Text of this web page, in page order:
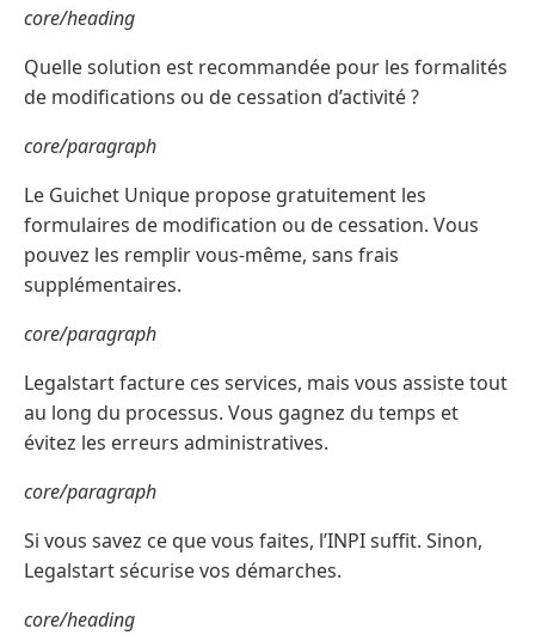
core/heading
Quelle solution est recommandée pour les formalités
de modifications ou de cessation d’activité ?
core/paragraph
Le Guichet Unique propose gratuitement les
formulaires de modification ou de cessation. Vous
pouvez les remplir vous-même, sans frais
supplémentaires.
core/paragraph
Legalstart facture ces services, mais vous assiste tout
au long du processus. Vous gagnez du temps et
évitez les erreurs administratives.
core/paragraph
Si vous savez ce que vous faites, l’INPI suffit. Sinon,
Legalstart sécurise vos démarches.
core/heading